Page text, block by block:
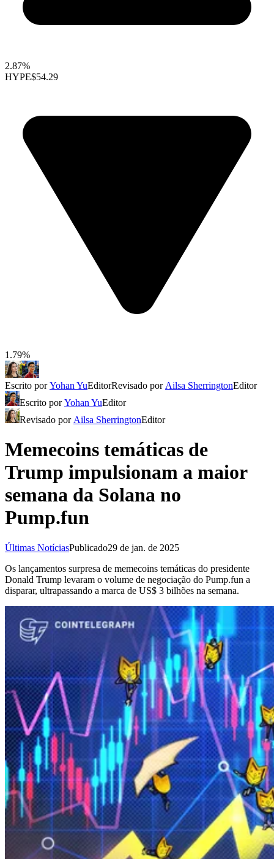
2.87%
HYPE$54.29
1.79%
Escrito porYohan YuEditorRevisado por Ailsa SherringtonEditor
Escrito porYohan YuEditor
Revisado por Ailsa SherringtonEditor
Memecoins temáticas de
Trump impulsionam a maior
semana da Solana no
Pump.fun
Últimas NotíciasPublicado29 de jan. de 2025
Os lançamentos surpresa de memecoins temáticas do presidente
Donald Trump levaram o volume de negociação do Pump.fun a
disparar, ultrapassando a marca de US$ 3 bilhões na semana.